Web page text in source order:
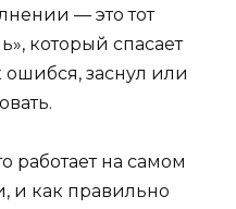
— это тот
который спасает
ошибся, заснул или
работает на самом
и как правильно